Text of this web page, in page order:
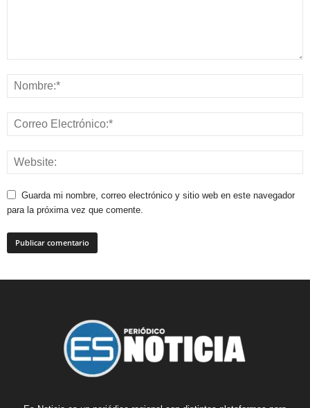
Guarda mi nombre, correo electrónico y sitio web en este navegador
para la próxima vez que comente.